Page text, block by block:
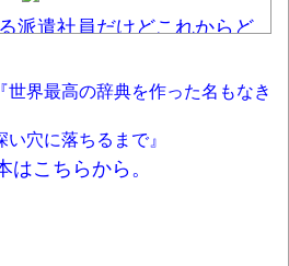
派遣社員だけどこれからど
な？
力で盆踊りして盛り上がる
オタクもこの熱量、素晴ら
ギレ「これを見て『日本の
思いました」 NEW!
て45年前から変わらないん
世界最高の辞典を作った名もなき
穴に落ちるまで』
はこちらから。